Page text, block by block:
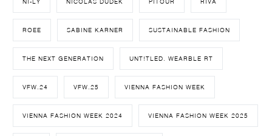
ROEE SABINE KARNER SUSTAINABLE FASHION
THE NEXT GENERATION UNT!TLED. WEARBLE RT
VFW.24 VFW.25 VIENNA FASHION WEEK
VIENNA FASHION WEEK 2024 VIENNA FASHION WEEK 2025